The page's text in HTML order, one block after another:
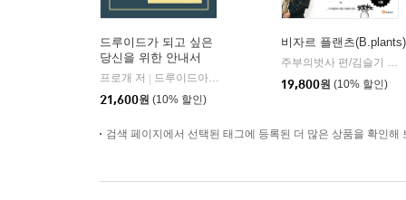
드루이드가 되고 싶은
당신을 위한 안내서
프로개 저
드루이드아일랜드
21,600원 (10% 할인)
비자르 플랜츠(B.plants)
주부의벗사 편/김슬기 역/안봉환 감수
19,800원 (10% 할인)
검색 페이지에서 선택된 태그에 등록된 더 많은 상품을 확인해